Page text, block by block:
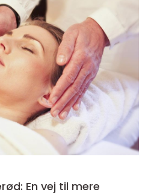
En vej til mere